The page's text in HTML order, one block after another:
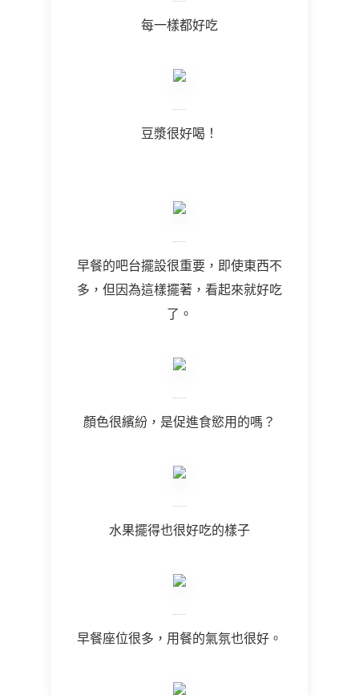
每一樣都好吃
豆漿很好喝！
早餐的吧台擺設很重要，即使東西不
多，但因為這樣擺著，看起來就好吃
了。
顏色很繽紛，是促進食慾用的嗎？
水果擺得也很好吃的樣子
早餐座位很多，用餐的氣氛也很好。